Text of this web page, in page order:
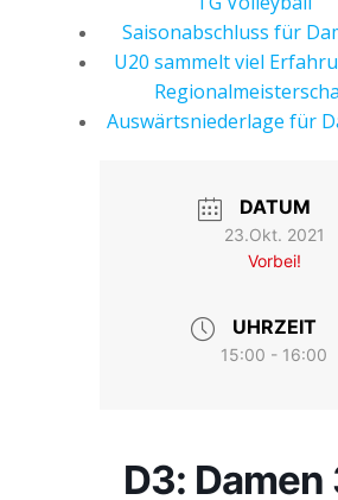
Saisonabschluss für
U20 sammelt viel
Auswärtsniederlage für
DATUM
23.Okt. 2021
Vorbei!
UHRZEIT
15:00 - 16:00
D3: Damen